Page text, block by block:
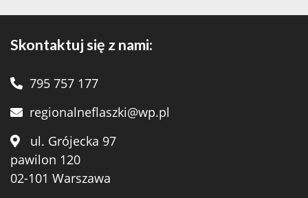
Skontaktuj się z nami:
795 757 177
regionalneflaszki@wp.pl
ul. Grójecka 97
pawilon 120
02-101 Warszawa